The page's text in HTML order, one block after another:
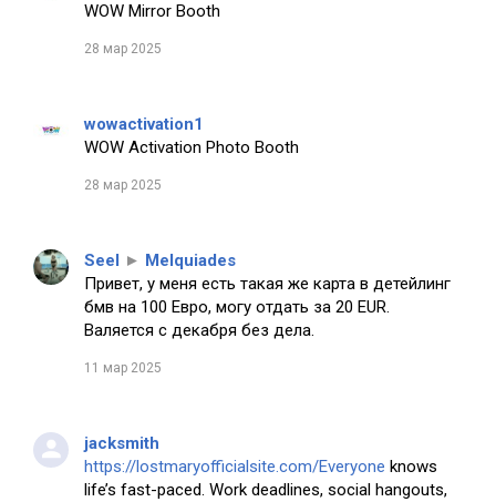
WOW Mirror Booth
28 мар 2025
wowactivation1
WOW Activation Photo Booth
28 мар 2025
Seel ► Melquiades
Привет, у меня есть такая же карта в детейлинг
бмв на 100 Евро, могу отдать за 20 EUR.
Валяется с декабря без дела.
11 мар 2025
jacksmith
https://lostmaryofficialsite.com/Everyone knows
life’s fast-paced. Work deadlines, social hangouts,